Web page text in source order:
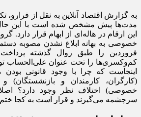
به گزارش اقتصاد آنلاین به نقل از فرارو،
مدت‌‌‌ها پیش مشخص شده است با این
این ارقام در هاله‌ای از ابهام قرار دارد.
خصوصی به بهانه ابلاغ نشدن مصوبه
فروردین را طبق روال گذشته پرداخت
کم‌وکسری‌ها را تحت عنوان علی‌الحساب
اینجاست که چرا با وجود قانونی بودن
(کارگران، کارمندان و بازنشستگان)
خصوصی) اختلاف نظر وجود دارد؟ اصلا
سرچشمه می‌گیرند و قرار است به کجا